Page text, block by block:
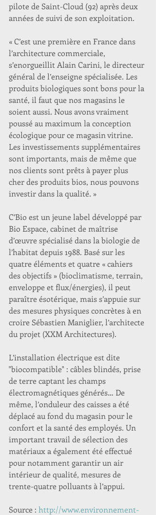
pilote de Saint-Cloud (92) après deux
années de suivi de son exploitation.
« C’est une première en France dans
l’architecture commerciale,
s’enorgueillit Alain Carini, le directeur
général de l’enseigne spécialisée. Les
produits biologiques sont bons pour la
santé, il faut que nos magasins le
soient aussi. Nous avons vraiment
poussé au maximum la conception
écologique pour ce magasin vitrine.
Les investissements supplémentaires
sont importants, mais de même que
nos clients sont prêts à payer plus
cher des produits bios, nous pouvons
investir dans la qualité. »
C’Bio est un jeune label développé par
Bio Espace, cabinet de maîtrise
d’œuvre spécialisé dans la biologie de
l’habitat depuis 1988. Basé sur les
quatre éléments et quatre « cahiers
des objectifs » (bioclimatisme, terrain,
enveloppe et flux/énergies), il peut
paraître ésotérique, mais s’appuie sur
des mesures physiques concrètes à en
croire Sébastien Maniglier, l’architecte
du projet (XXM Architectures).
L’installation électrique est dite
"biocompatible" : câbles blindés, prise
de terre captant les champs
électromagnétiques générés… De
même, l’onduleur des caisses a été
déplacé au fond du magasin pour le
confort et la santé des employés. Un
important travail de sélection des
matériaux a également été effectué
pour notamment garantir un air
intérieur de qualité, mesures de
trente-quatre polluants à l’appui.
Source : http://www.environnement-